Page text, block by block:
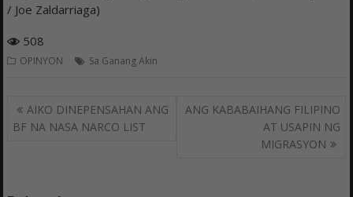
/ Joe Zaldarriaga)
508
OPINYON Sa Ganang Akin
Post
navigation
AIKO DINEPENSAHAN ANG
BF NA NASA NARCO LIST
ANG KABABAIHANG FILIPINO
AT USAPIN NG
MIGRASYON